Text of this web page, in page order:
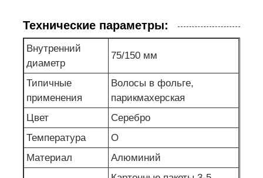
Технические параметры:
Внутренний
диаметр
75/150 мм
Типичные
применения
Волосы в фольге,
парикмахерская
Цвет
Серебро
Температура
О
Материал
Алюминий